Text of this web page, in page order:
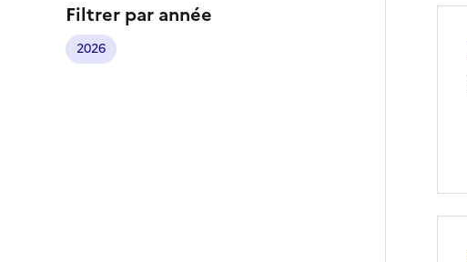
Filtrer par année
2026